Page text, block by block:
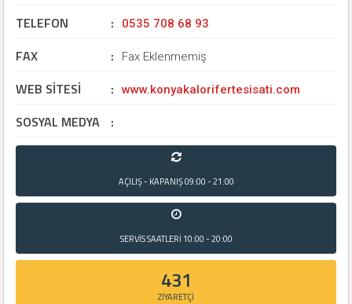
TELEFON : 0535 708 68 93
FAX : Fax Eklenmemiş
WEB SİTESİ : www.konyakalorifertesisati.com
SOSYAL MEDYA :
AÇILIŞ - KAPANIŞ09:00 - 21:00
SERVİS SAATLERİ 10:00 - 20:00
431
ZİYARETÇİ